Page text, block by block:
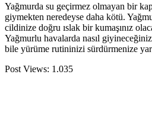
Yağmurda su geçirmez olmayan bir
giymekten neredeyse daha kötü.
cildinize doğru ıslak bir kumaşınız
Yağmurlu havalarda nasıl
bile yürüme rutininizi sürdürmenize
Post Views: 1.035